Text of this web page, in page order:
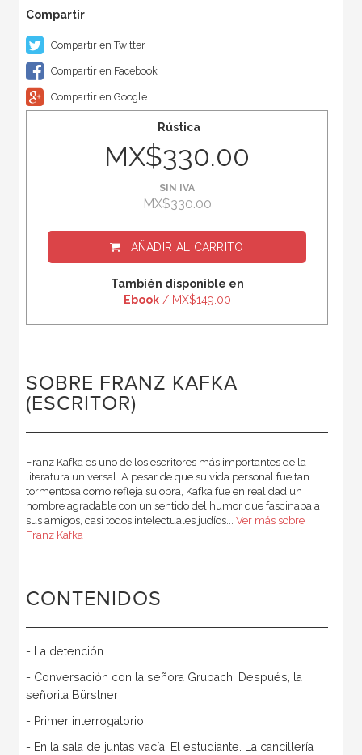
Compartir en Twitter
Compartir en Facebook
Compartir en Google+
Rústica
MX$330.00
SIN IVA
MX$330.00
AÑADIR AL CARRITO
También disponible en
Ebook/ MX$149.00
SOBRE FRANZ KAFKA
(ESCRITOR)
Franz Kafka es uno de los escritores más importantes de la
literatura universal. A pesar de que su vida personal fue tan
tormentosa como refleja su obra, Kafka fue en realidad un
hombre agradable con un sentido del humor que fascinaba a
sus amigos, casi todos intelectuales judíos... Ver más sobre
Franz Kafka
CONTENIDOS
- La detención
- Conversación con la señora Grubach. Después, la
señorita Bürstner
- Primer interrogatorio
- En la sala de juntas vacía. El estudiante. La cancillería